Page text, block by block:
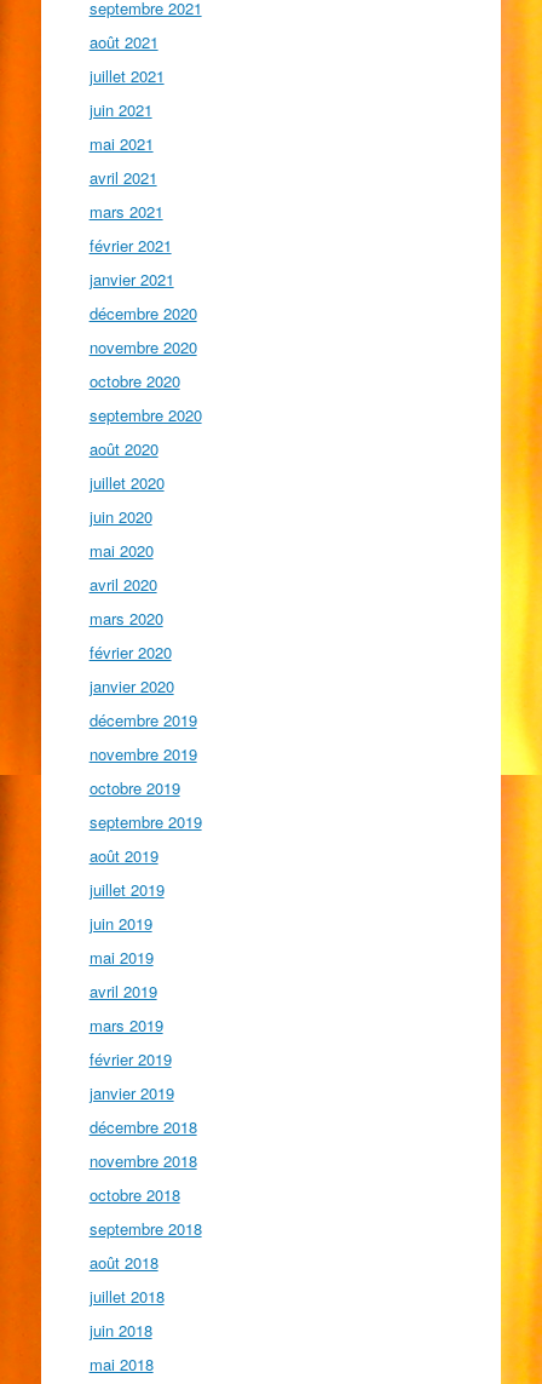
septembre 2021
août 2021
juillet 2021
juin 2021
mai 2021
avril 2021
mars 2021
février 2021
janvier 2021
décembre 2020
novembre 2020
octobre 2020
septembre 2020
août 2020
juillet 2020
juin 2020
mai 2020
avril 2020
mars 2020
février 2020
janvier 2020
décembre 2019
novembre 2019
octobre 2019
septembre 2019
août 2019
juillet 2019
juin 2019
mai 2019
avril 2019
mars 2019
février 2019
janvier 2019
décembre 2018
novembre 2018
octobre 2018
septembre 2018
août 2018
juillet 2018
juin 2018
mai 2018